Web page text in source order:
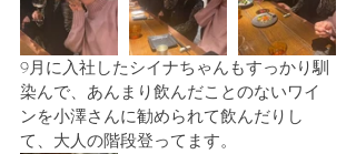
9月に入社したシイナちゃんもすっかり馴
染んで、あんまり飲んだことのないワイ
ンを小澤さんに勧められて飲んだりし
て、大人の階段登ってます。